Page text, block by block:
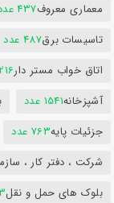
معماری معروف437 عدد
تاسیسات برق487 عدد
اتاق خواب مستر دار216
آشپزخانه1541 عدد
جزئیات پایه763 عدد
شرکت ، دفتر کار ،
بلوک های حمل و نقل